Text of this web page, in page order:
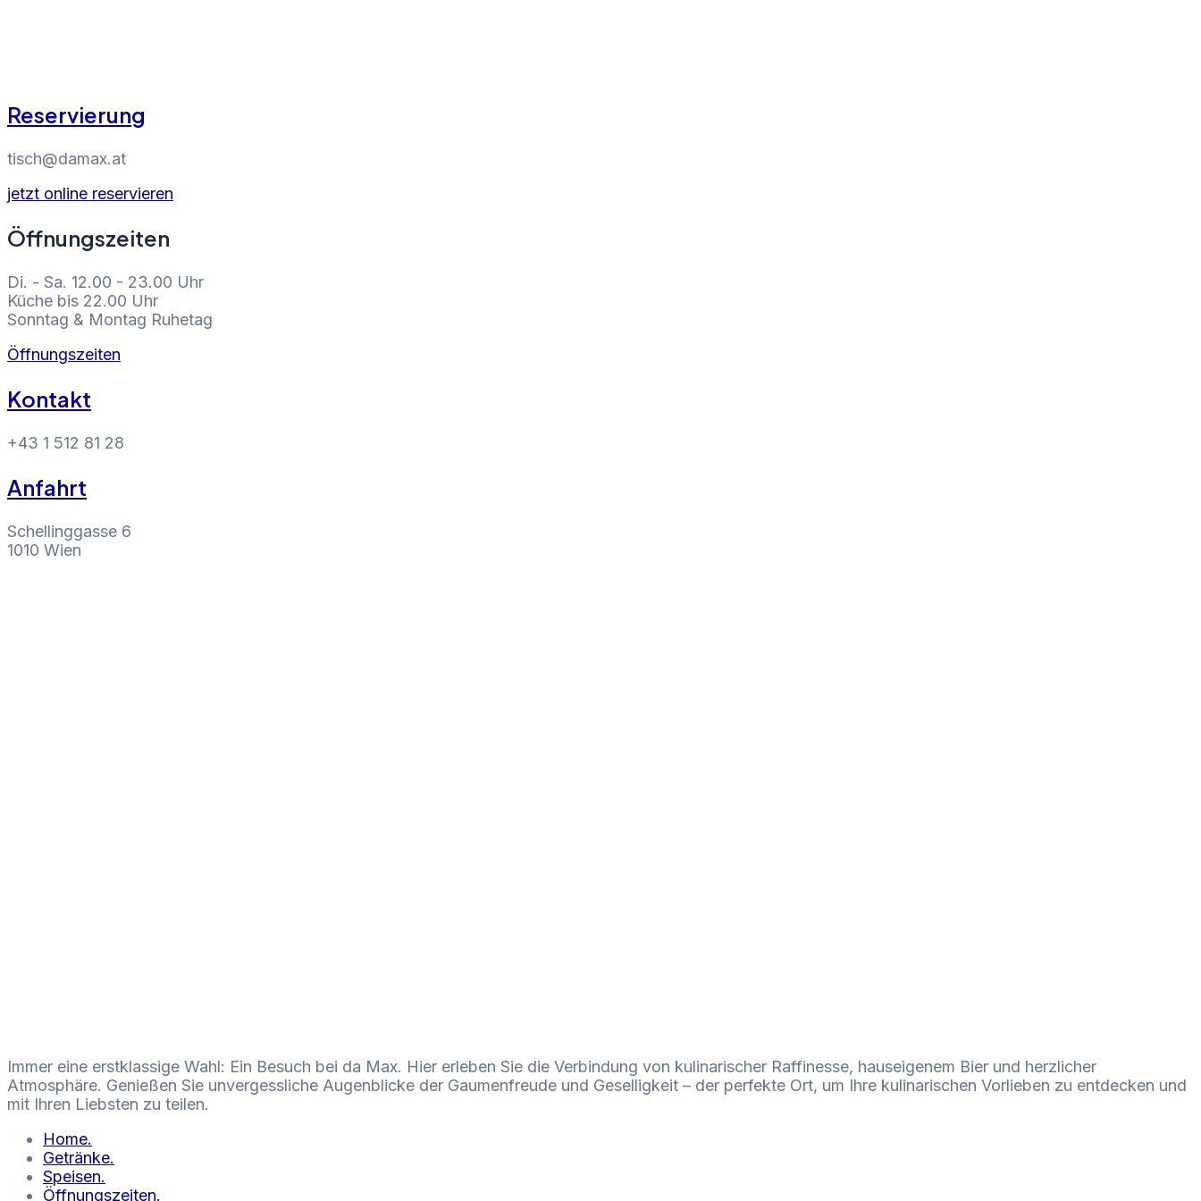
Reservierung
tisch@damax.at
jetzt online reservieren
Öffnungszeiten
Di. - Sa. 12.00 - 23.00 Uhr
Küche bis 22.00 Uhr
Sonntag & Montag Ruhetag
Öffnungszeiten
Kontakt
+43 1 512 81 28
Anfahrt
Schellinggasse 6
1010 Wien
Immer eine erstklassige Wahl: Ein Besuch bei da Max. Hier erleben Sie die Verbindung von kulinarischer Raffinesse, hauseigenem Bier und herzlicher
Atmosphäre. Genießen Sie unvergessliche Augenblicke der Gaumenfreude und Geselligkeit – der perfekte Ort, um Ihre kulinarischen Vorlieben zu entdecken und
mit Ihren Liebsten zu teilen.
Home.
Getränke.
Speisen.
Öffnungszeiten.